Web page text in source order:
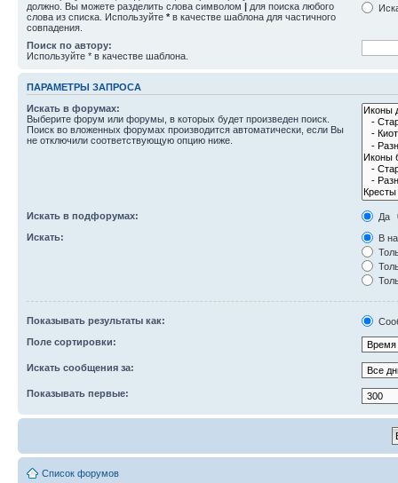
должно. Вы можете разделить слова символом | для поиска любого
слова из списка. Используйте * в качестве шаблона для частичного
совпадения.
Поиск по автору:
Используйте * в качестве шаблона.
ПАРАМЕТРЫ ЗАПРОСА
Искать в форумах:
Выберите форум или форумы, в которых будет произведен поиск.
Поиск во вложенных форумах производится автоматически, если Вы
не отключили соответствующую опцию ниже.
Искать в подфорумах:
Да
Искать:
В
Показывать результаты как:
Поле сортировки:
Искать сообщения за:
Показывать первые:
Список форумов